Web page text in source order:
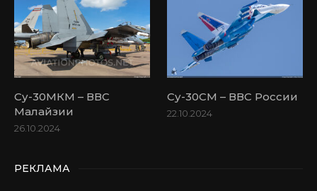
Су-30МКМ – ВВС
Малайзии
26.10.2024
Су-30СМ – ВВС России
22.10.2024
РЕКЛАМА